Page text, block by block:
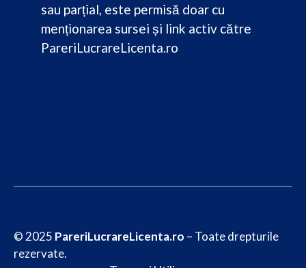
sau parțial, este permisă doar cu
menționarea sursei și link activ către
PareriLucrareLicenta.ro
© 2025 PareriLucrareLicenta.ro – Toate drepturile
rezervate.